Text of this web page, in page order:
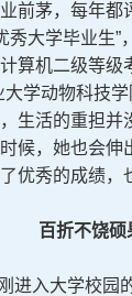
茅，每年都评
秀大学毕业生
算机二级等级
学动物科技
生活的重担
候，她也会
优秀的成绩，
百折不饶硕
入大学校园